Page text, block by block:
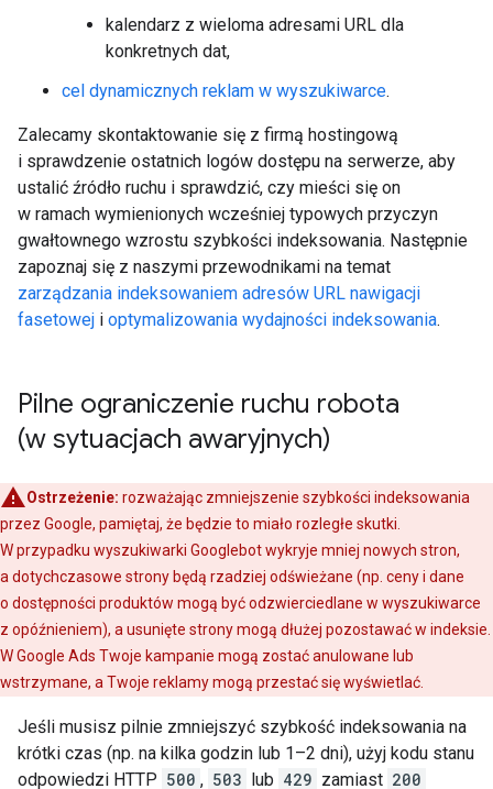
kalendarz z wieloma adresami URL dla
konkretnych dat,
cel dynamicznych reklam w wyszukiwarce.
Zalecamy skontaktowanie się z firmą hostingową
i sprawdzenie ostatnich logów dostępu na serwerze, aby
ustalić źródło ruchu i sprawdzić, czy mieści się on
w ramach wymienionych wcześniej typowych przyczyn
gwałtownego wzrostu szybkości indeksowania. Następnie
zapoznaj się z naszymi przewodnikami na temat
zarządzania indeksowaniem adresów URL nawigacji
fasetowej i optymalizowania wydajności indeksowania.
Pilne ograniczenie ruchu robota
(w sytuacjach awaryjnych)
Ostrzeżenie: rozważając zmniejszenie szybkości indeksowania
przez Google, pamiętaj, że będzie to miało rozległe skutki.
W przypadku wyszukiwarki Googlebot wykryje mniej nowych stron,
a dotychczasowe strony będą rzadziej odświeżane (np. ceny i dane
o dostępności produktów mogą być odzwierciedlane w wyszukiwarce
z opóźnieniem), a usunięte strony mogą dłużej pozostawać w indeksie.
W Google Ads Twoje kampanie mogą zostać anulowane lub
wstrzymane, a Twoje reklamy mogą przestać się wyświetlać.
Jeśli musisz pilnie zmniejszyć szybkość indeksowania na
krótki czas (np. na kilka godzin lub 1–2 dni), użyj kodu stanu
odpowiedzi HTTP 500 , 503 lub 429 zamiast 200